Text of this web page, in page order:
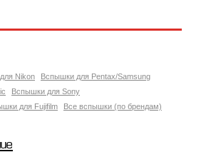
Nikon
Вспышки для Pentax/Samsung
Вспышки для Sony
для Fujifilm
Все вспышки (по брендам)